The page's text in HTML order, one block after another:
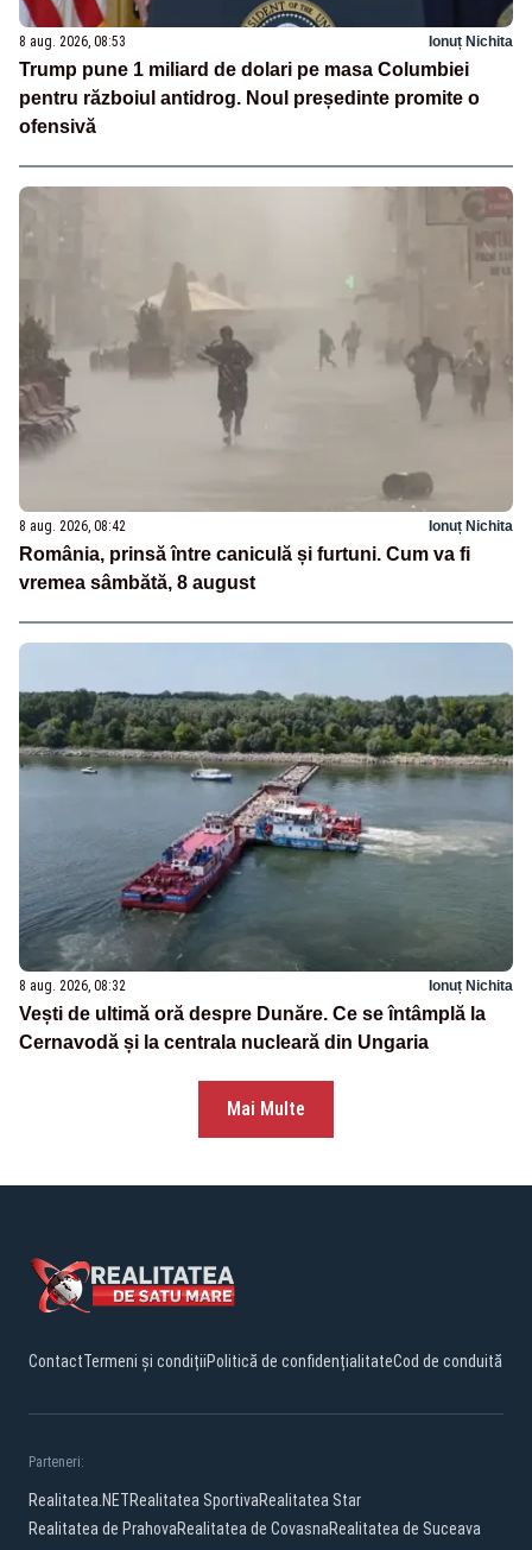
8 aug. 2026, 08:53 Ionuț Nichita
Trump pune 1 miliard de dolari pe masa Columbiei
pentru războiul antidrog. Noul președinte promite o
ofensivă
8 aug. 2026, 08:42 Ionuț Nichita
România, prinsă între caniculă și furtuni. Cum va fi
vremea sâmbătă, 8 august
8 aug. 2026, 08:32 Ionuț Nichita
Vești de ultimă oră despre Dunăre. Ce se întâmplă la
Cernavodă și la centrala nucleară din Ungaria
Mai Multe
ContactTermeni și condițiiPolitică de confidențialitateCod de conduită
Parteneri:
Realitatea.NETRealitatea SportivaRealitatea Star
Realitatea de PrahovaRealitatea de CovasnaRealitatea de Suceava